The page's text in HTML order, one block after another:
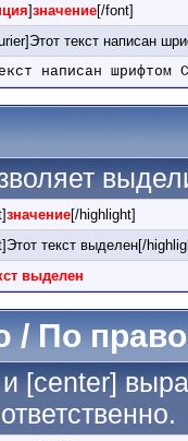
]значение[/font]
текст написан
написан шрифтом
значение[/highlight]
текст выделен[/
выделен
/ По
[center]